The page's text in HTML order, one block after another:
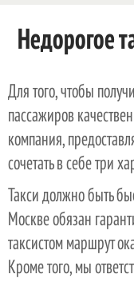
Недорогое
Для того, чтобы
пассажиров
компания,
сочетать в себе три
Такси должно быть
Москве обязан
таксистом маршрут
Кроме того, мы